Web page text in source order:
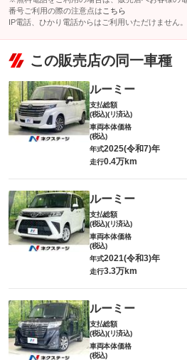
番号ご利用の際の注意点は こちら
IP電話、ひかり電話からはご利用いただけません。
この販売店の同一車種
ルーミー
支払総額
(税込)(リ済込)
車両本体価格
(税込)
年式2025(令和7)年
走行0.4万km
ルーミー
支払総額
(税込)(リ済込)
車両本体価格
(税込)
年式2021(令和3)年
走行3.3万km
ルーミー
支払総額
(税込)(リ済込)
車両本体価格
(税込)